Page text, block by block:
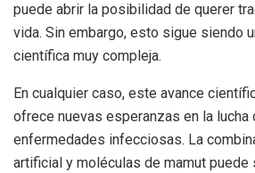
puede abrir la posibilidad de querer
vida. Sin embargo, esto sigue siendo
científica muy compleja.
En cualquier caso, este avance
ofrece nuevas esperanzas en la lucha
enfermedades infecciosas. La
artificial y moléculas de mamut